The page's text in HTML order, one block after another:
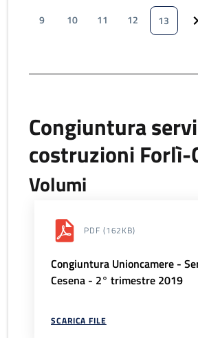
9
10 11 12 13
Congiuntura
costruzioni Forlì-
Volumi
PDF (162KB)
Congiuntura Unioncamere -
Cesena - 2° trimestre 2019
SCARICA FILE